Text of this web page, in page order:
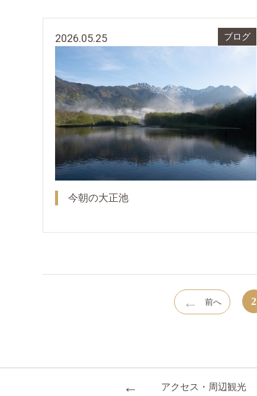
2026.05.25 ブログ
今朝の大正池
← 前へ 2
← アクセス・周辺観光